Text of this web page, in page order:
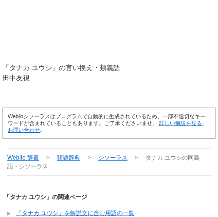
「 タナカ ユウシ 」の言い換え・類義語
田中友視
Weblioシソーラスはプログラムで自動的に生成されているため、一部不適切なキー
ワードが含まれていることもあります。ご了承くださいませ。 詳しい解説を見る
お問い合わせ
Weblio 辞書 > 類語辞典 > シソーラス > タナカ ユウシの同義
語・シソーラス
「タナカ ユウシ」の関連ページ
「タナカ ユウシ」を解説文に含む用語の一覧